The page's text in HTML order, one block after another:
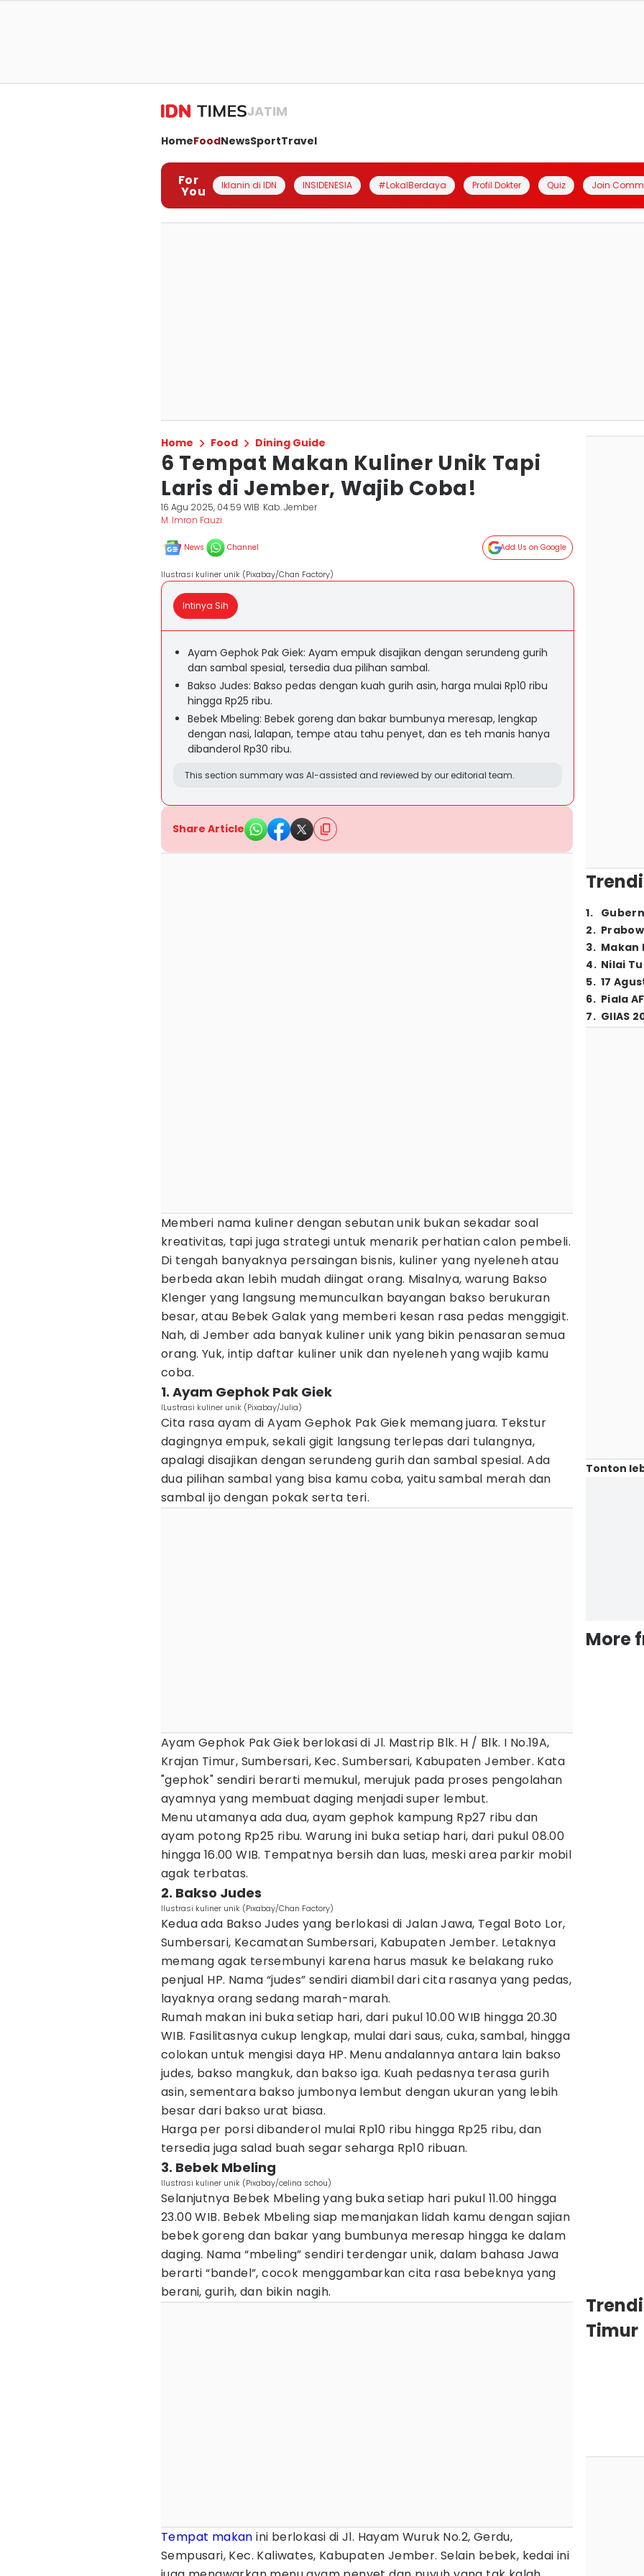
JATIM
HomeFoodNewsSportTravel
For
You Iklanin di IDN INSIDENESIA #LokalBerdaya Profil Dokter Quiz Join
Home Food Dining Guide
6 Tempat Makan Kuliner Unik Tapi
Laris di Jember, Wajib Coba!
16 Agu 2025, 04:59 WIB Kab. Jember
M. Imron Fauzi
News Channel Add Us on Google
Ilustrasi kuliner unik (Pixabay/Chan Factory)
Intinya Sih
Ayam Gephok Pak Giek: Ayam empuk disajikan dengan serundeng gurih
dan sambal spesial, tersedia dua pilihan sambal.
Bakso Judes: Bakso pedas dengan kuah gurih asin, harga mulai Rp10 ribu
hingga Rp25 ribu.
Bebek Mbeling: Bebek goreng dan bakar bumbunya meresap, lengkap
dengan nasi, lalapan, tempe atau tahu penyet, dan es teh manis hanya
dibanderol Rp30 ribu.
This section summary was AI-assisted and reviewed by our editorial team.
Share Article
Memberi nama kuliner dengan sebutan unik bukan sekadar soal
kreativitas, tapi juga strategi untuk menarik perhatian calon pembeli.
Di tengah banyaknya persaingan bisnis, kuliner yang nyeleneh atau
berbeda akan lebih mudah diingat orang. Misalnya, warung Bakso
Klenger yang langsung memunculkan bayangan bakso berukuran
besar, atau Bebek Galak yang memberi kesan rasa pedas menggigit.
Nah, di Jember ada banyak kuliner unik yang bikin penasaran semua
orang. Yuk, intip daftar kuliner unik dan nyeleneh yang wajib kamu
coba.
1. Ayam Gephok Pak Giek
ILustrasi kuliner unik (Pixabay/Julia)
Cita rasa ayam di Ayam Gephok Pak Giek memang juara. Tekstur
dagingnya empuk, sekali gigit langsung terlepas dari tulangnya,
apalagi disajikan dengan serundeng gurih dan sambal spesial. Ada
dua pilihan sambal yang bisa kamu coba, yaitu sambal merah dan
sambal ijo dengan pokak serta teri.
Ayam Gephok Pak Giek berlokasi di Jl. Mastrip Blk. H / Blk. I No.19A,
Krajan Timur, Sumbersari, Kec. Sumbersari, Kabupaten Jember. Kata
"gephok" sendiri berarti memukul, merujuk pada proses pengolahan
ayamnya yang membuat daging menjadi super lembut.
Menu utamanya ada dua, ayam gephok kampung Rp27 ribu dan
ayam potong Rp25 ribu. Warung ini buka setiap hari, dari pukul 08.00
hingga 16.00 WIB. Tempatnya bersih dan luas, meski area parkir mobil
agak terbatas.
2. Bakso Judes
Ilustrasi kuliner unik (Pixabay/Chan Factory)
Kedua ada Bakso Judes yang berlokasi di Jalan Jawa, Tegal Boto Lor,
Sumbersari, Kecamatan Sumbersari, Kabupaten Jember. Letaknya
memang agak tersembunyi karena harus masuk ke belakang ruko
penjual HP. Nama “judes” sendiri diambil dari cita rasanya yang pedas,
layaknya orang sedang marah-marah.
Rumah makan ini buka setiap hari, dari pukul 10.00 WIB hingga 20.30
WIB. Fasilitasnya cukup lengkap, mulai dari saus, cuka, sambal, hingga
colokan untuk mengisi daya HP. Menu andalannya antara lain bakso
judes, bakso mangkuk, dan bakso iga. Kuah pedasnya terasa gurih
asin, sementara bakso jumbonya lembut dengan ukuran yang lebih
besar dari bakso urat biasa.
Harga per porsi dibanderol mulai Rp10 ribu hingga Rp25 ribu, dan
tersedia juga salad buah segar seharga Rp10 ribuan.
3. Bebek Mbeling
Ilustrasi kuliner unik (Pixabay/celina schou)
Selanjutnya Bebek Mbeling yang buka setiap hari pukul 11.00 hingga
23.00 WIB. Bebek Mbeling siap memanjakan lidah kamu dengan sajian
bebek goreng dan bakar yang bumbunya meresap hingga ke dalam
daging. Nama “mbeling” sendiri terdengar unik, dalam bahasa Jawa
berarti “bandel”, cocok menggambarkan cita rasa bebeknya yang
berani, gurih, dan bikin nagih.
Tempat makan ini berlokasi di Jl. Hayam Wuruk No.2, Gerdu,
Sempusari, Kec. Kaliwates, Kabupaten Jember. Selain bebek, kedai ini
1.
2.
3. Makan
4. Nilai
5. 17
6. Piala
7. GIIAS
Tonton
More
Timur